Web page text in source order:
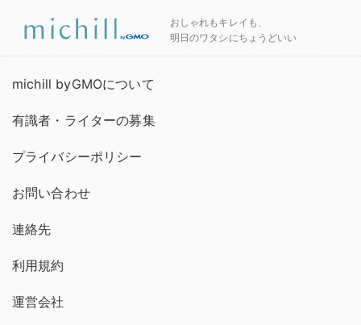
おしゃれもキレイも、
明日のワタシにちょうどいい
michill byGMOについて
有識者・ライターの募集
プライバシーポリシー
お問い合わせ
連絡先
利用規約
運営会社